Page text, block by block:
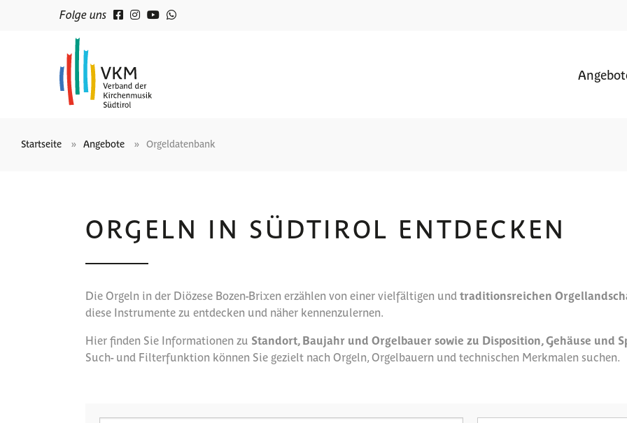
Folge uns
Startseite Angebote Orgeldatenbank
ORGELN IN SÜDTIROL ENTDECKEN
Die Orgeln in der Diözese Bozen-Brixen erzählen von einer vielfältigen und traditionsreichen
diese Instrumente zu entdecken und näher kennenzulernen.
Hier finden Sie Informationen zu Standort, Baujahr und Orgelbauer sowie zu Disposition, Gehäuse und
Such- und Filterfunktion können Sie gezielt nach Orgeln, Orgelbauern und technischen Merkmalen suchen.